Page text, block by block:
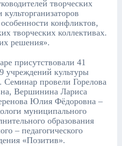
творческих
конфликтов,
творческих коллективах.
решения».
присутствовали 41
учреждений культуры
Семинар провели Горелова
Вершинина Лариса
Юлия Фёдоровна –
муниципального
образования
– педагогического
«Позитив».